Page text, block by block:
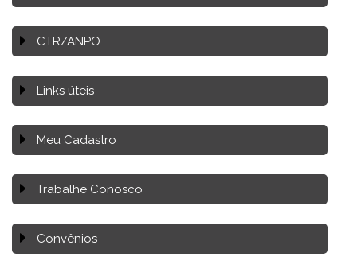
CTR/ANPO
Links úteis
Meu Cadastro
Trabalhe Conosco
Convênios